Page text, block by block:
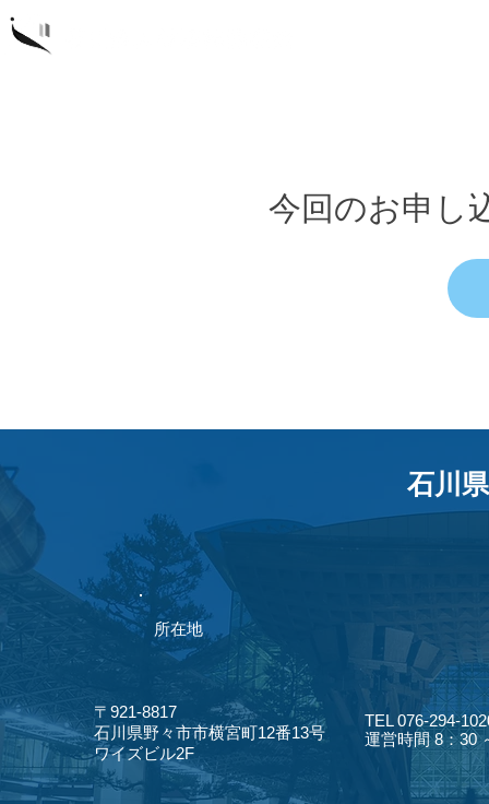
今回のお申し
石川
​所在地
〒921-8817
​石川県野々市市横宮町12番13号
​ワイズビル2F
TEL 076-294-
運営時間 8：30